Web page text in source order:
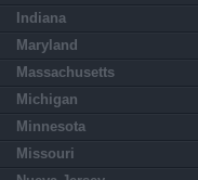
Indiana
Maryland
Massachusetts
Michigan
Minnesota
Missouri